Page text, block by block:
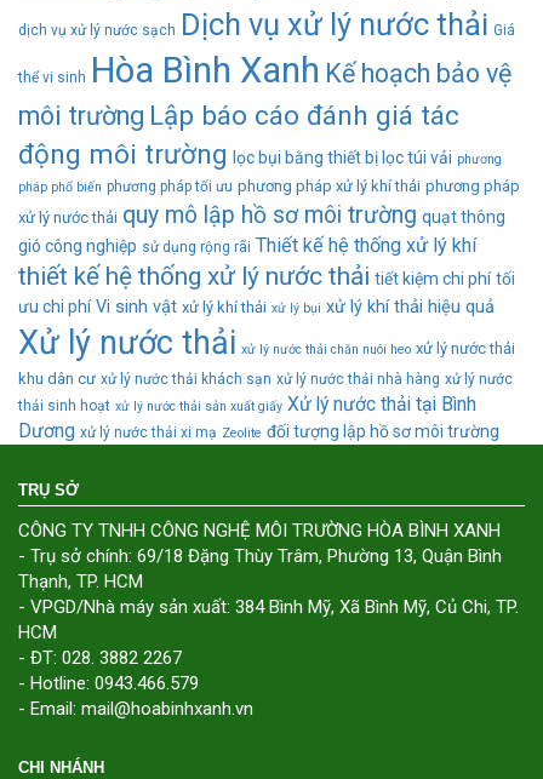
dịch vụ xử lý nước sạch Dịch vụ xử lý nước thải Giá
thể vi sinh Hòa Bình Xanh Kế hoạch bảo vệ
môi trường Lập báo cáo đánh giá tác
động môi trường lọc bụi bằng thiết bị lọc túi vải phương
pháp phổ biến phương pháp tối ưu phương pháp xử lý khí thải phương pháp
xử lý nước thải quy mô lập hồ sơ môi trường quạt thông
gió công nghiệp sử dụng rộng rãi Thiết kế hệ thống xử lý khí
thiết kế hệ thống xử lý nước thải tiết kiệm chi phí tối
ưu chi phí Vi sinh vật xử lý khí thải xử lý bụi xử lý khí thải hiệu quả
Xử lý nước thải xử lý nước thải chăn nuôi heo xử lý nước thải
khu dân cư xử lý nước thải khách sạn xử lý nước thải nhà hàng xử lý nước
thải sinh hoạt xử lý nước thải sản xuất giấy Xử lý nước thải tại Bình
Dương xử lý nước thải xi mạ Zeolite đối tượng lập hồ sơ môi trường
TRỤ SỞ
CÔNG TY TNHH CÔNG NGHỆ MÔI TRƯỜNG HÒA BÌNH XANH
- Trụ sở chính: 69/18 Đặng Thùy Trâm, Phường 13, Quận Bình
Thạnh, TP. HCM
- VPGD/Nhà máy sản xuất: 384 Bình Mỹ, Xã Bình Mỹ, Củ Chi, TP.
HCM
- ĐT: 028. 3882 2267
- Hotline: 0943.466.579
- Email: mail@hoabinhxanh.vn
CHI NHÁNH